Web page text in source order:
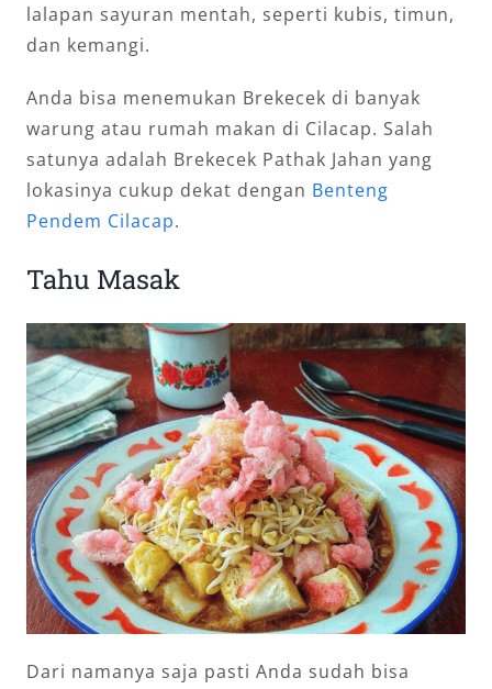
lalapan sayuran mentah, seperti kubis, timun,
dan kemangi.
Anda bisa menemukan Brekecek di banyak
warung atau rumah makan di Cilacap. Salah
satunya adalah Brekecek Pathak Jahan yang
lokasinya cukup dekat dengan Benteng
Pendem Cilacap.
Tahu Masak
Dari namanya saja pasti Anda sudah bisa